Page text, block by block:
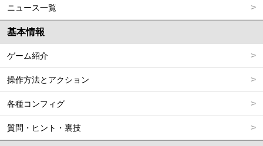
ニュース一覧
基本情報
ゲーム紹介
操作方法とアクション
各種コンフィグ
質問・ヒント・裏技